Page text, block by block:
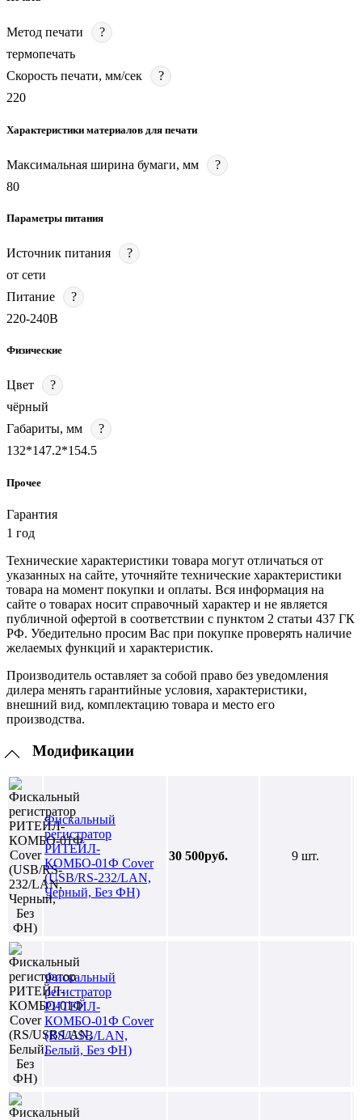
Метод печати
?
термопечать
Скорость печати, мм/сек
?
220
Характеристики материалов для печати
Максимальная ширина бумаги, мм
?
80
Параметры питания
Источник питания
?
от сети
Питание
?
220-240В
Физические
Цвет
?
чёрный
Габариты, мм
?
132*147.2*154.5
Прочее
Гарантия
1 год
Технические характеристики товара могут отличаться от
указанных на сайте, уточняйте технические характеристики
товара на момент покупки и оплаты. Вся информация на
сайте о товарах носит справочный характер и не является
публичной офертой в соответствии с пунктом 2 статьи 437 ГК
РФ. Убедительно просим Вас при покупке проверять наличие
желаемых функций и характеристик.
Производитель оставляет за собой право без уведомления
дилера менять гарантийные условия, характеристики,
внешний вид, комплектацию товара и место его
производства.
Модификации
Фискальный
регистратор
РИТЕЙЛ-
КОМБО-01Ф Cover
(USB/RS-232/LAN,
Черный, Без ФН)
30 500руб. 9 шт.
Фискальный
регистратор
РИТЕЙЛ-
КОМБО-01Ф Cover
(RS/USB/LAN,
Белый, Без ФН)